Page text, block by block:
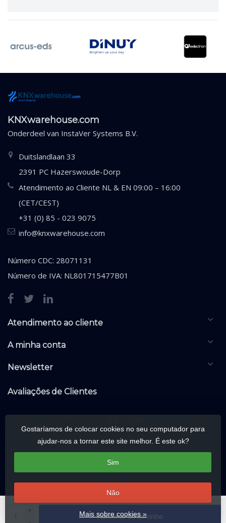
Adicionar ao carrinho
KNXwarehouse.com
Onderdeel van InstaVer Systems B.V.
Duitslandlaan 33
2391 PC Hazerswoude-Dorp
Atendimento ao Cliente NL & EN 09:00 – 16:00
(CET/CEST)
+31 (0) 85 - 023 9075
info@knxwarehouse.com
Número CDC: 28071131
Número de IVA: NL801715477B01
Atendimento ao cliente
A minha conta
Newsletter
Avaliações de Clientes
Gostaríamos de colocar cookies no seu computador para
ajudar-nos a tornar este site melhor. É este ok?
Sim
Não
Mais sobre cookies »
voorbehouden